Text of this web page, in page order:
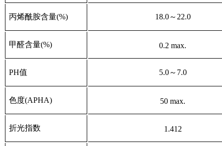
丙烯酰胺含量(%) 18.0～ 22.0
甲醛含量(%) 0.2 max.
PH值 5.0～ 7.0
色度(APHA) 50 max.
折光指数 1.412